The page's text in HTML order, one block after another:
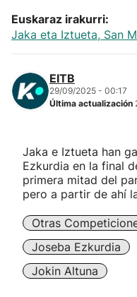
Kirolak 360
Atletismo
Carreras de montaña
Más deportes
"Helmuga"
Euskaraz irakurri:
Jaka eta Iztueta, San
EITB
29/09/2025 - 00:17
Última actualización
Jaka e Iztueta han
Ezkurdia en la final
primera mitad del
pero a partir de ahí
Otras
Joseba Ezkurdia
Jokin Altuna